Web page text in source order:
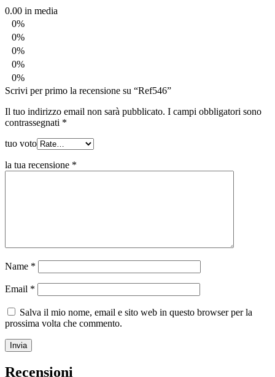
0.00 in media
0%
0%
0%
0%
0%
Scrivi per primo la recensione su “Ref546”
Il tuo indirizzo email non sarà pubblicato. I campi obbligatori sono
contrassegnati *
tuo voto
la tua recensione *
Name *
Email *
Salva il mio nome, email e sito web in questo browser per la
prossima volta che commento.
Recensioni